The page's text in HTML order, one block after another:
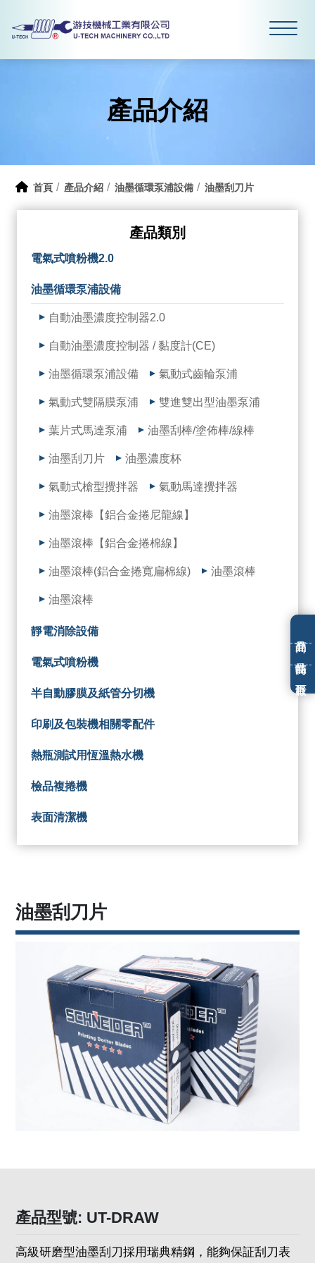
產品介紹
首頁 產品介紹 油墨循環泵浦設備 油墨刮刀片
產品類別
電氣式噴粉機2.0
油墨循環泵浦設備
自動油墨濃度控制器2.0
自動油墨濃度控制器 / 黏度計(CE)
油墨循環泵浦設備 氣動式齒輪泵浦
氣動式雙隔膜泵浦 雙進雙出型油墨泵浦
葉片式馬達泵浦 油墨刮棒/塗佈棒/線棒
油墨刮刀片 油墨濃度杯
氣動式槍型攪拌器 氣動馬達攪拌器
油墨滾棒【鋁合金捲尼龍線】
油墨滾棒【鋁合金捲棉線】
油墨滾棒(鋁合金捲寬扁棉線) 油墨滾棒
油墨滾棒
靜電消除設備
電氣式噴粉機
半自動膠膜及紙管分切機
印刷及包裝機相關零配件
熱瓶測試用恆溫熱水機
檢品複捲機
表面清潔機
油墨刮刀片
產品型號: UT-DRAW
高級研磨型油墨刮刀採用瑞典精鋼，能夠保証刮刀表